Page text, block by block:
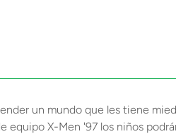
un mundo que les tiene
equipo X-Men '97 los niños